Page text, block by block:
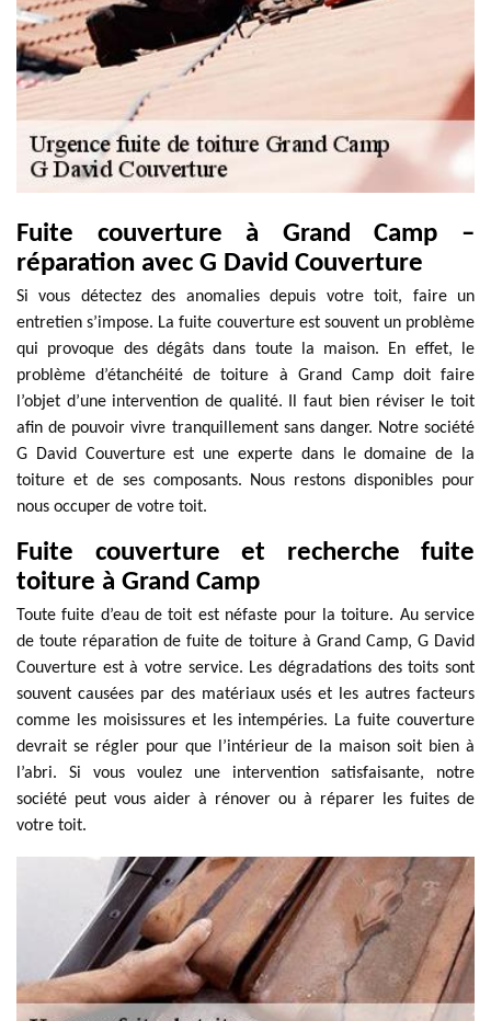
Fuite couverture à Grand Camp –
réparation avec G David Couverture
Si vous détectez des anomalies depuis votre toit, faire un
entretien s’impose. La fuite couverture est souvent un problème
qui provoque des dégâts dans toute la maison. En effet, le
problème d’étanchéité de toiture à Grand Camp doit faire
l’objet d’une intervention de qualité. Il faut bien réviser le toit
afin de pouvoir vivre tranquillement sans danger. Notre société
G David Couverture est une experte dans le domaine de la
toiture et de ses composants. Nous restons disponibles pour
nous occuper de votre toit.
Fuite couverture et recherche fuite
toiture à Grand Camp
Toute fuite d’eau de toit est néfaste pour la toiture. Au service
de toute réparation de fuite de toiture à Grand Camp, G David
Couverture est à votre service. Les dégradations des toits sont
souvent causées par des matériaux usés et les autres facteurs
comme les moisissures et les intempéries. La fuite couverture
devrait se régler pour que l’intérieur de la maison soit bien à
l’abri. Si vous voulez une intervention satisfaisante, notre
société peut vous aider à rénover ou à réparer les fuites de
votre toit.